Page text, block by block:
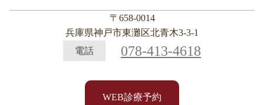
〒658-0014
兵庫県神戸市東灘区北青木3-3-1
電話
078-413-4618
WEB診療予約